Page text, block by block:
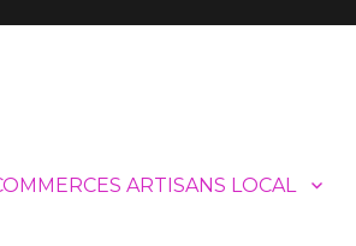
ARTISANS LOCAL